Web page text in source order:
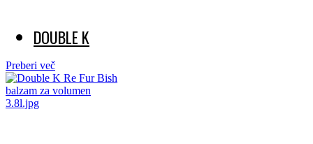
DOUBLE K
Preberi več